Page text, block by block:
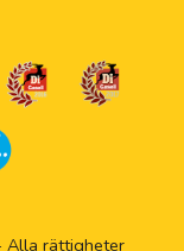
rättigheter